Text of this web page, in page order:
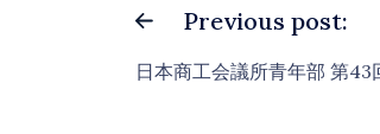
Previous post:
日本商工会議所青年部 第43